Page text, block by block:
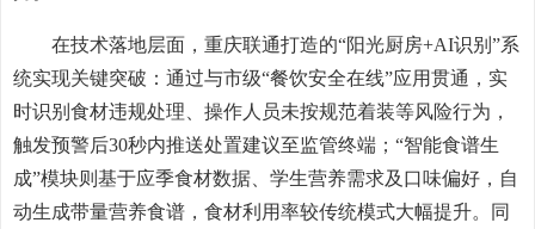
在技术落地层面，重庆联通打造的“阳光厨房+AI识别”系
统实现关键突破：通过与市级“餐饮安全在线”应用贯通，实
时识别食材违规处理、操作人员未按规范着装等风险行为，
触发预警后30秒内推送处置建议至监管终端；“智能食谱生
成”模块则基于应季食材数据、学生营养需求及口味偏好，自
动生成带量营养食谱，食材利用率较传统模式大幅提升。同